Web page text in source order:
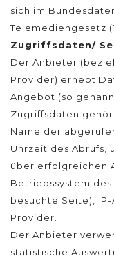
sich im
Telemediengesetz
Zugriffsdaten/
Der Anbieter
Provider) erhebt
Angebot (so
Zugriffsdaten
Name der
Uhrzeit des Abrufs,
über erfolgreichen
Betriebssystem
besuchte Seite),
Provider.
Der Anbieter
statistische